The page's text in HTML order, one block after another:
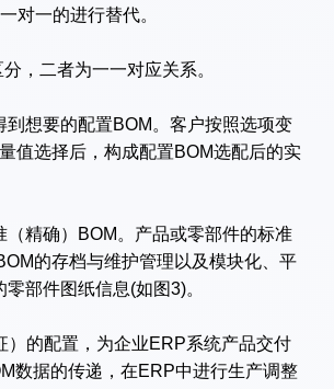
对一的进行替代。
，二者为一一对应关系。
想要的配置BOM。客户按照选项变
值选择后，构成配置BOM选配后的实
精确）BOM。产品或零部件的标准
的存档与维护管理以及模块化、平
部件图纸信息(如图3)。
的配置，为企业ERP系统产品交付
数据的传递，在ERP中进行生产调整